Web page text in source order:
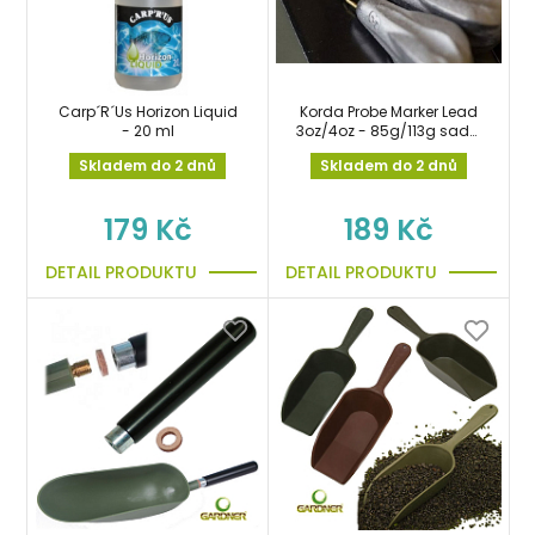
Carp´R´Us Horizon Liquid
- 20 ml
Skladem do 2 dnů
179 Kč
DETAIL PRODUKTU
Korda Probe Marker Lead
3oz/4oz - 85g/113g sada
markerových olov
Skladem do 2 dnů
189 Kč
DETAIL PRODUKTU